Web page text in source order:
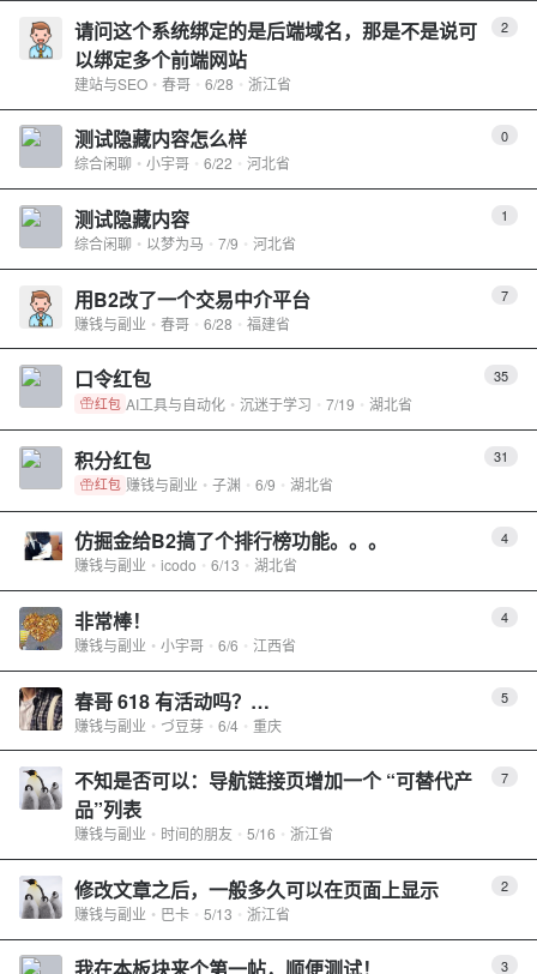
请问这个系统绑定的是后端域名，那是不是说可
以绑定多个前端网站
2
建站与SEO 春哥 6/28 浙江省
测试隐藏内容怎么样 0
综合闲聊 小宇哥 6/22 河北省
测试隐藏内容 1
综合闲聊 以梦为马 7/9 河北省
用B2改了一个交易中介平台 7
赚钱与副业 春哥 6/28 福建省
口令红包 35
红包 AI工具与自动化 沉迷于学习 7/19 湖北省
积分红包 31
红包 赚钱与副业 子渊 6/9 湖北省
仿掘金给B2搞了个排行榜功能。。。 4
赚钱与副业 icodo 6/13 湖北省
非常棒！ 4
赚钱与副业 小宇哥 6/6 江西省
春哥 618 有活动吗？… 5
赚钱与副业 づ豆芽 6/4 重庆
不知是否可以：导航链接页增加一个 “可替代产
品”列表
7
赚钱与副业 时间的朋友 5/16 浙江省
修改文章之后，一般多久可以在页面上显示 2
赚钱与副业 巴卡 5/13 浙江省
3